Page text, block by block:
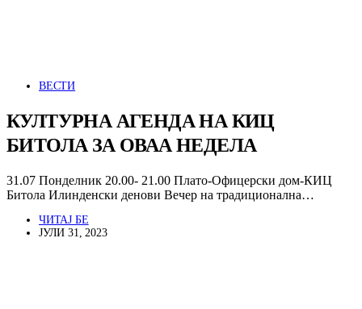
ВЕСТИ
КУЛТУРНА АГЕНДА НА КИЦ
БИТОЛА ЗА ОВАА НЕДЕЛА
31.07 Понделник 20.00- 21.00 Плато-Офицерски дом-КИЦ
Битола Илинденски денови Вечер на традиционална…
ЧИТАЈ БЕ
ЈУЛИ 31, 2023